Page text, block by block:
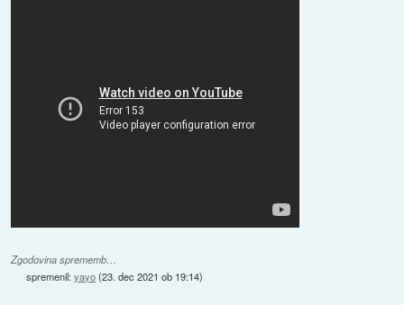
Zgodovina sprememb…
spremenil:yayo(23. dec 2021 ob 19:14)